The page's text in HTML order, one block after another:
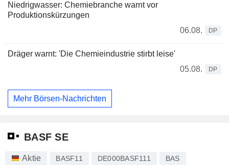
Niedrigwasser: Chemiebranche warnt vor
Produktionskürzungen
06.08.
DP
Dräger warnt: 'Die Chemieindustrie stirbt leise'
05.08.
DP
Mehr Börsen-Nachrichten
BASF SE
Aktie BASF11 DE000BASF111 BAS